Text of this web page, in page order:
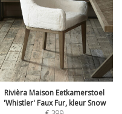
Rivièra Maison Eetkamerstoel
'Whistler' Faux Fur, kleur Snow